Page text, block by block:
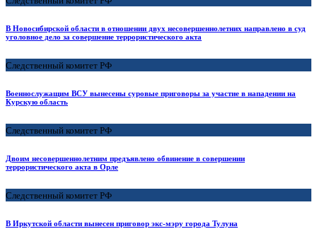
В Новосибирской области в отношении двух несовершеннолетних направлено в суд
уголовное дело за совершение террористического акта
Следственный комитет РФ
Военнослужащим ВСУ вынесены суровые приговоры за участие в нападении на
Курскую область
Следственный комитет РФ
Двоим несовершеннолетним предъявлено обвинение в совершении
террористического акта в Орле
Следственный комитет РФ
В Иркутской области вынесен приговор экс-мэру города Тулуна